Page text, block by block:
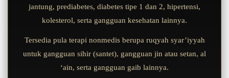
jantung, prediabetes, diabetes tipe 1 dan 2, hipertensi,
kolesterol, serta gangguan kesehatan lainnya.
Tersedia pula terapi nonmedis berupa ruqyah syar’iyyah
untuk gangguan sihir (santet), gangguan jin atau setan, al
‘ain, serta gangguan gaib lainnya.